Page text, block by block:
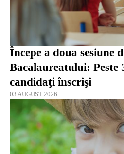
Începe a doua sesiune
Bacalaureatului: Peste
candidaţi înscrişi
03 AUGUST 2026